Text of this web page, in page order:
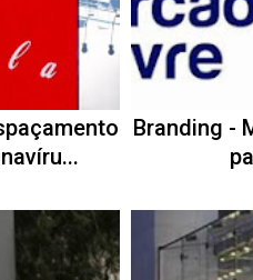
Branding -